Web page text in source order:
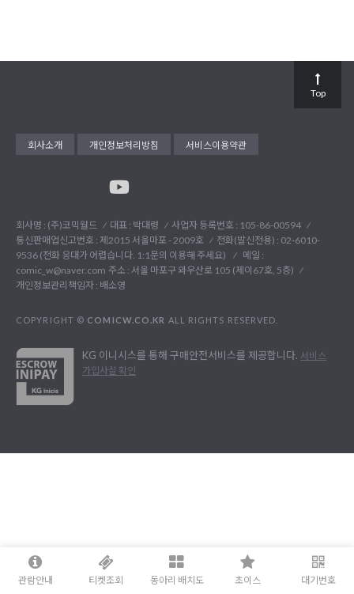
관람안내 티켓조회 동아리 배치도 초이스 대기번호
회사소개 개인정보처리방침 서비스이용약관
회사명 : (주)코믹월드 대표 : 박대령
사업자 등록번호 : 105-86-00594
통신판매업신고번호 : 제2015 서울마포 - 2009호
전화(발신전용) : 02-6010-
9536 (전화 응대가 어렵습니다. 1:1문의 이용해 주세요)
메일 :
comic_w@naver.com 주소 : 서울 마포구 와우산로 105 (제이67호, 5층)
개인정보관리책임자 : 배소영
COPYRIGHT © COMICW.CO.KR ALL RIGHTS RESERVED.
KG 이니시스를 통해 구매안전서비스를 제공합니다. 서비스
가입사실 확인
Top